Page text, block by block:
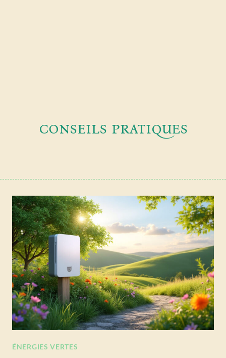
conseils pratiques
ÉNERGIES VERTES